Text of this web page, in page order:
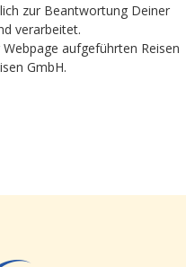
zur Beantwortung Deiner
verarbeitet.
aufgeführten Reisen
GmbH.